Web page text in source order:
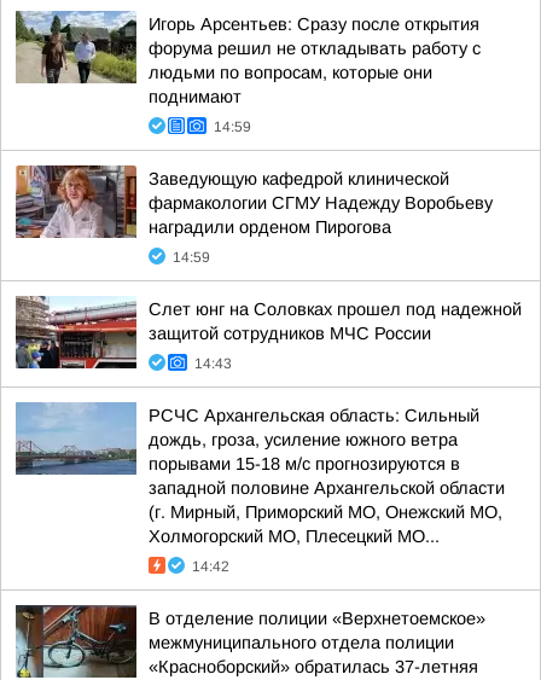
Игорь Арсентьев: Сразу после открытия
форума решил не откладывать работу с
людьми по вопросам, которые они
поднимают
14:59
Заведующую кафедрой клинической
фармакологии СГМУ Надежду Воробьеву
наградили орденом Пирогова
14:59
Слет юнг на Соловках прошел под надежной
защитой сотрудников МЧС России
14:43
РСЧС Архангельская область: Сильный
дождь, гроза, усиление южного ветра
порывами 15-18 м/с прогнозируются в
западной половине Архангельской области
(г. Мирный, Приморский МО, Онежский МО,
Холмогорский МО, Плесецкий МО...
14:42
В отделение полиции «Верхнетоемское»
межмуниципального отдела полиции
«Красноборский» обратилась 37-летняя